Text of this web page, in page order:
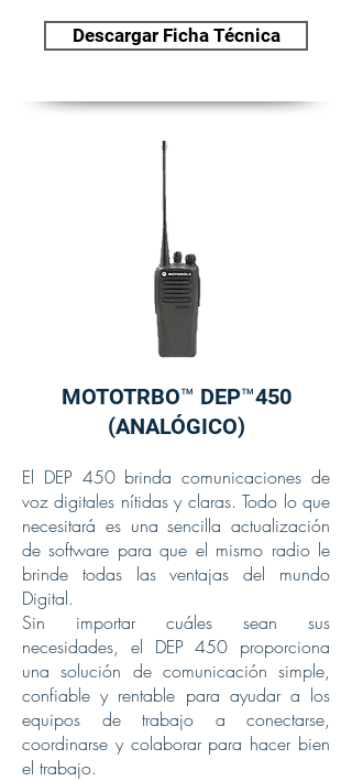
Descargar Ficha Técnica
MOTOTRBO™ DEP™450
(ANALÓGICO)
El DEP 450 brinda comunicaciones de
voz digitales nítidas y claras. Todo lo que
necesitará es una sencilla actualización
de software para que el mismo radio le
brinde todas las ventajas del mundo
Digital.
Sin importar cuáles sean sus
necesidades, el DEP 450 proporciona
una solución de comunicación simple,
confiable y rentable para ayudar a los
equipos de trabajo a conectarse,
coordinarse y colaborar para hacer bien
el trabajo.